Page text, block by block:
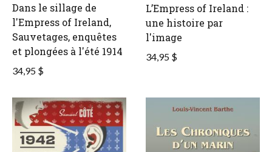
Dans le sillage de
l'Empress of Ireland,
Sauvetages, enquêtes
et plongées à l'été 1914
34,95 $
L’Empress of Ireland :
une histoire par
l'image
34,95 $